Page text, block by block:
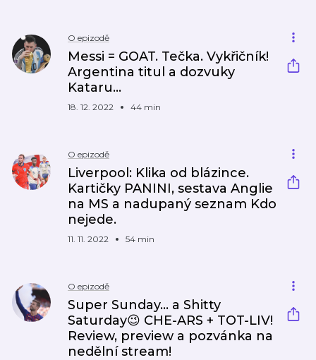
O epizodě
Messi = GOAT. Tečka. Vykřičník!
Argentina titul a dozvuky
Kataru...
18. 12. 2022 44 min
O epizodě
Liverpool: Klika od blázince.
Kartičky PANINI, sestava Anglie
na MS a nadupaný seznam Kdo
nejede.
11. 11. 2022 54 min
O epizodě
Super Sunday... a Shitty
Saturday😉 CHE-ARS + TOT-LIV!
Review, preview a pozvánka na
nedělní stream!